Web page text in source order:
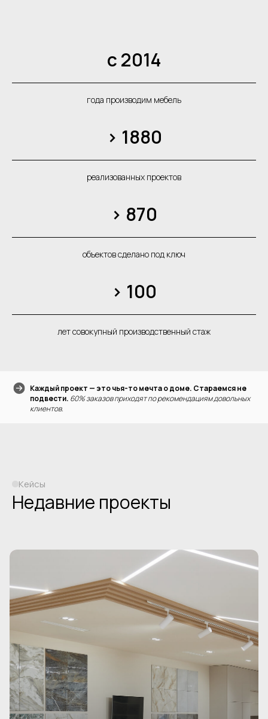
с 2014
года производим мебель
> 1880
реализованных проектов
> 870
объектов сделано под ключ
> 100
лет совокупный производственный стаж
Каждый проект — это чья-то мечта о доме. Стараемся не
подвести. 60% заказов приходят по рекомендациям довольных
клиентов.
Кейсы
Недавние проекты